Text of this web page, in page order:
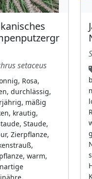
setaceus
Rosa,
durchlässig,
mäßig
krautig,
Staude,
Zierpflanze,
warm,